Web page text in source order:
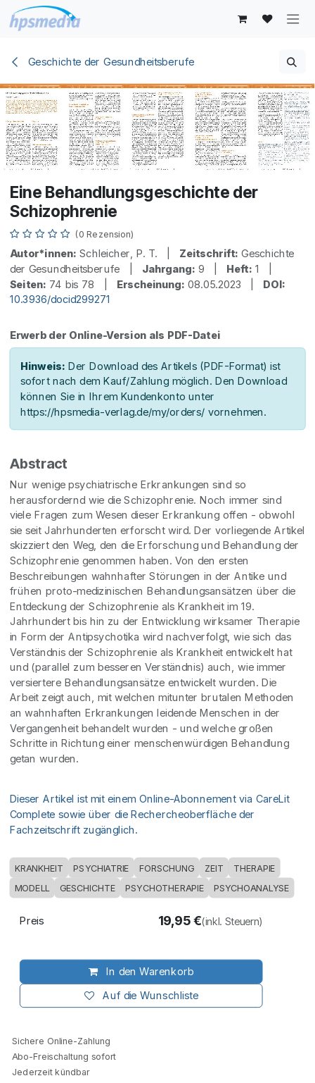
Zum Inhalt springen
Geschichte der Gesundheitsberufe
Eine Behandlungsgeschichte der
Schizophrenie
(0 Rezension)
Autor*innen: Schleicher, P. T. | Zeitschrift: Geschichte
der Gesundheitsberufe | Jahrgang: 9 | Heft: 1 |
Seiten: 74 bis 78 | Erscheinung: 08.05.2023 | DOI:
10.3936/docid299271
Erwerb der Online-Version als PDF-Datei
Hinweis: Der Download des Artikels (PDF-Format) ist
sofort nach dem Kauf/Zahlung möglich. Den Download
können Sie in Ihrem Kundenkonto unter
https://hpsmedia-verlag.de/my/orders/ vornehmen.
Abstract
Nur wenige psychiatrische Erkrankungen sind so
herausfordernd wie die Schizophrenie. Noch immer sind
viele Fragen zum Wesen dieser Erkrankung offen - obwohl
sie seit Jahrhunderten erforscht wird. Der vorliegende Artikel
skizziert den Weg, den die Erforschung und Behandlung der
Schizophrenie genommen haben. Von den ersten
Beschreibungen wahnhafter Störungen in der Antike und
frühen proto-medizinischen Behandlungsansätzen über die
Entdeckung der Schizophrenie als Krankheit im 19.
Jahrhundert bis hin zu der Entwicklung wirksamer Therapie
in Form der Antipsychotika wird nachverfolgt, wie sich das
Verständnis der Schizophrenie als Krankheit entwickelt hat
und (parallel zum besseren Verständnis) auch, wie immer
versiertere Behandlungsansätze entwickelt wurden. Die
Arbeit zeigt auch, mit welchen mitunter brutalen Methoden
an wahnhaften Erkrankungen leidende Menschen in der
Vergangenheit behandelt wurden - und welche großen
Schritte in Richtung einer menschenwürdigen Behandlung
getan wurden.
Dieser Artikel ist mit einem Online-Abonnement via CareLit
Complete sowie über die Rechercheoberfläche der
Fachzeitschrift zugänglich.
KRANKHEIT PSYCHIATRIE FORSCHUNG ZEIT THERAPIE
MODELL GESCHICHTE PSYCHOTHERAPIE PSYCHOANALYSE
In den Warenkorb
Auf die Wunschliste
Preis 19,95€(inkl. Steuern)
Sichere Online-Zahlung
Abo-Freischaltung sofort
Jederzeit kündbar